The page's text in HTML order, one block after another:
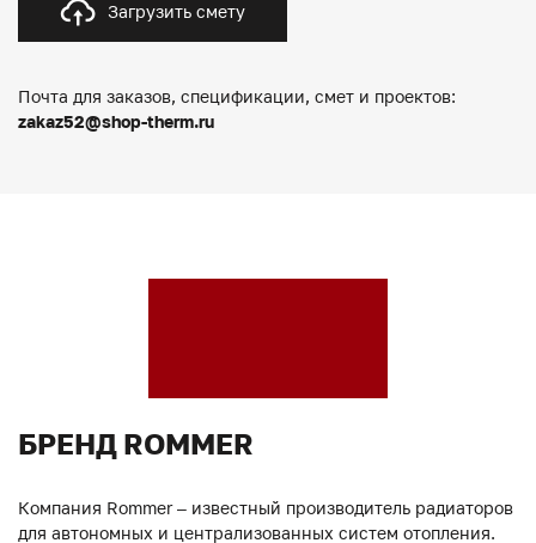
Загрузить смету
Почта для заказов, спецификации, смет и проектов:
zakaz52@shop-therm.ru
БРЕНД ROMMER
Компания Rommer – известный производитель радиаторов
для автономных и централизованных систем отопления.